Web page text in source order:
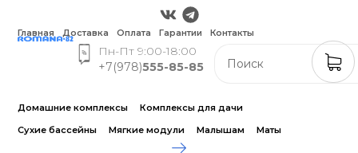
Главная Доставка Оплата Гарантии Контакты
Пн-Пт 9:00-18:00
+7(978)555-85-85
Домашние комплексы
Комплексы для дачи
Сухие бассейны
Мягкие модули Малышам Маты